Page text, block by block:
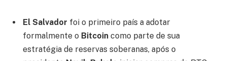
El Salvador foi o primeiro país a adotar
formalmente o Bitcoin como parte de sua
estratégia de reservas soberanas, após o